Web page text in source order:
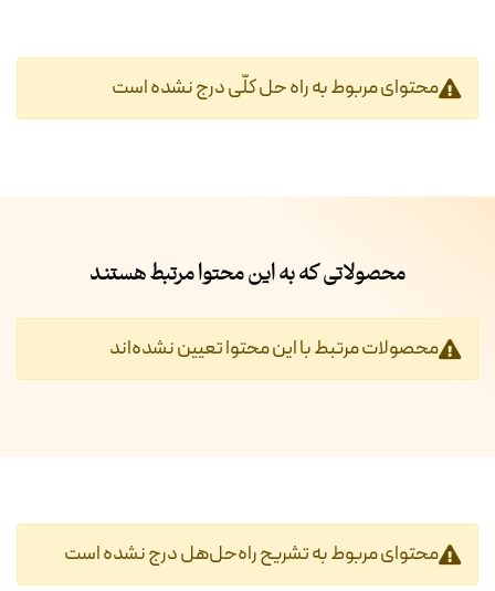
محتوای مربوط به راه حل کلّی درج نشده است
محصولاتی که به این محتوا مرتبط هستند
محصولات مرتبط با این محتوا تعیین نشده‌اند
محتوای مربوط به تشریح راه‌حل‌هل درج نشده است‎